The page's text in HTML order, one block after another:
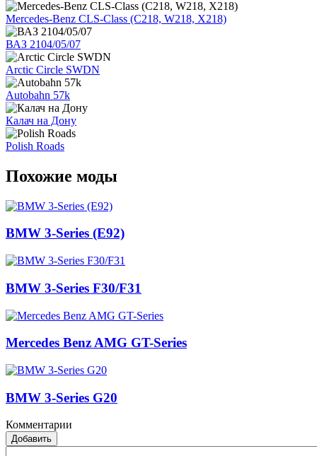
Mercedes-Benz CLS-Class (C218, W218, X218)
ВАЗ 2104/05/07
Arctic Circle SWDN
Autobahn 57k
Калач на Дону
Polish Roads
Похожие моды
BMW 3-Series (E92)
BMW 3-Series F30/F31
Mercedes Benz AMG GT-Series
BMW 3-Series G20
Комментарии
Добавить